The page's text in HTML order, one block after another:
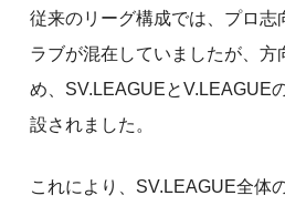
従来のリーグ構成では、プロ志
ラブが混在していましたが、方
め、SV.LEAGUEとV.LEAGUE
設されました。
これにより、SV.LEAGUE全体